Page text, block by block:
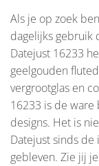
Als je op zoek
dagelijks gebruik
Datejust 16233
geelgouden
vergrootglas en
16233 is de ware
designs. Het is
Datejust sinds
gebleven. Zie jij